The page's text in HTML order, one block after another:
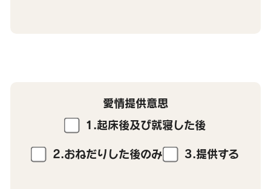
愛情提供意思
1.起床後及び就寝した後
2.おねだりした後のみ 3.提供する